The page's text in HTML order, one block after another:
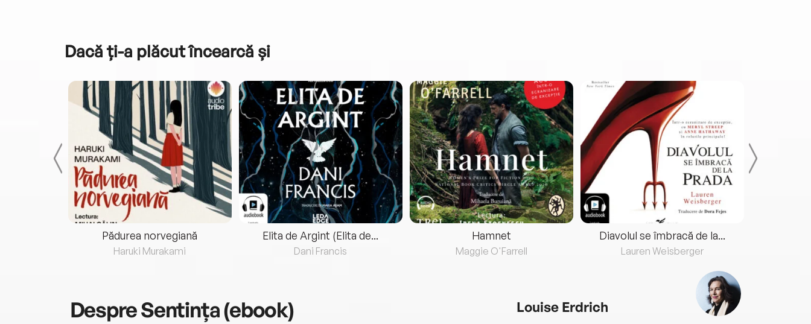
Dacă ți-a plăcut încearcă și
Pădurea norvegiană
Haruki Murakami
Elita de Argint (Elita de...
Dani Francis
Hamnet
Maggie O'Farrell
Diavolul se îmbracă de la...
Lauren Weisberger
DespreSentința (ebook) Louise Erdrich